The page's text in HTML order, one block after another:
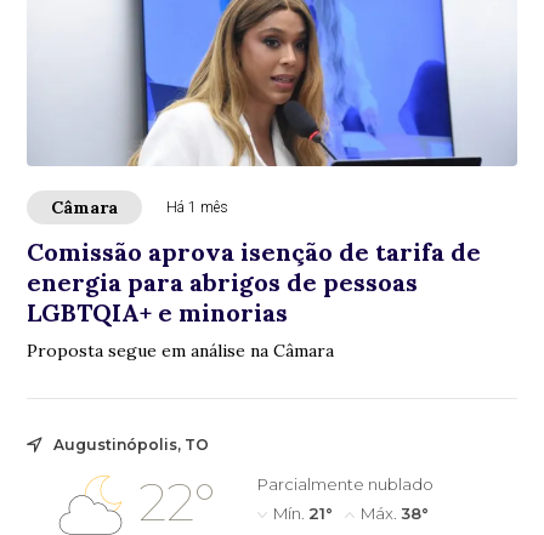
Câmara Há 1 mês
Comissão aprova isenção de tarifa de
energia para abrigos de pessoas
LGBTQIA+ e minorias
Proposta segue em análise na Câmara
Augustinópolis, TO
22°
Parcialmente nublado
Mín. 21° Máx. 38°